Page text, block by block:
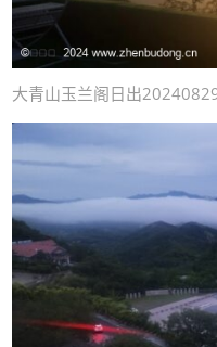
大青山玉兰阁日出